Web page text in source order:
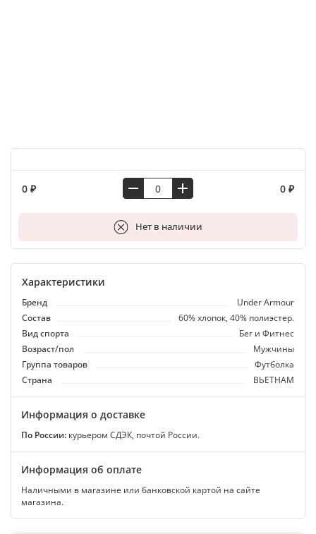
0 ₽ 0 ₽
Нет в наличии
В корзину
Характеристики
Бренд
Under Armour
Состав
60% хлопок, 40% полиэстер.
Вид спорта
Бег и Фитнес
Возраст/пол
Мужчины
Группа товаров
Футболка
Страна
ВЬЕТНАМ
Информация о доставке
По России: курьером СДЭК, почтой России.
Информация об оплате
Наличными в магазине или банковской картой на сайте
магазина.